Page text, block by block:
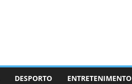
DESPORTO ENTRETENIMENTO